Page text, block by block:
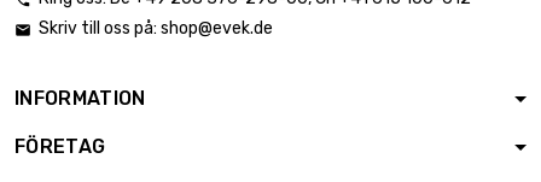
 Skriv till oss på: shop@evek.de
INFORMATION
FÖRETAG